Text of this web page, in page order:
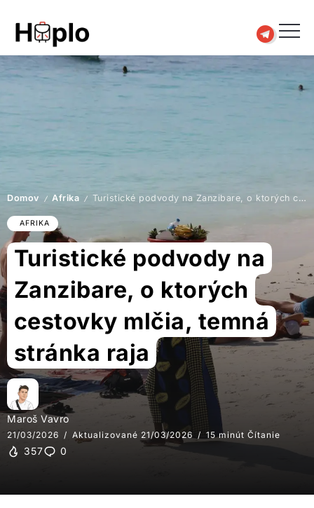
Domov / Afrika / Turistické podvody na Zanzibare, o ktorých cestovky mlčia, temná stránka raja
AFRIKA
Turistické podvody na
Zanzibare, o ktorých
cestovky mlčia, temná
stránka raja
Maroš Vavro
21/03/2026 Aktualizované 21/03/2026 15 minút Čítanie
357 0